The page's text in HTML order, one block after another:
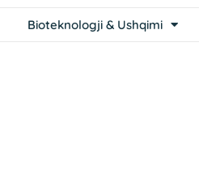
Bioteknologji & Ushqimi